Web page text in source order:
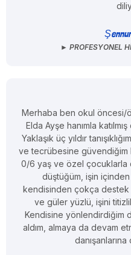
► PROFESYONEL
Merhaba ben okul öncesi/
Elda Ayşe hanımla
Yaklaşık üç yıldır
ve tecrübesine güvendiğim
0/6 yaş ve özel çocuklarla
düştüğüm, işin içinden
kendisinden çokça destek
ve güler yüzlü, işini
Kendisine yönlendirdiğim
aldım, almaya da devam